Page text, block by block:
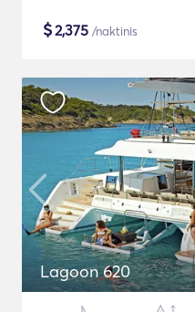
$2,375 /naktinis
Lagoon 620